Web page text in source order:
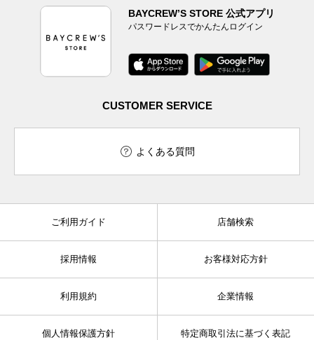
BAYCREW’S STORE 公式アプリ
パスワードレスでかんたんログイン
CUSTOMER SERVICE
よくある質問
ご利用ガイド 店舗検索
採用情報 お客様対応方針
利用規約 企業情報
個人情報保護方針 特定商取引法に基づく表記